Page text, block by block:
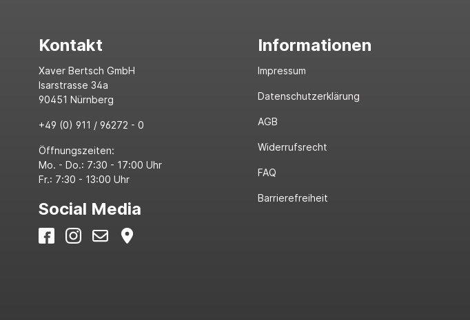
Kontakt
Xaver Bertsch GmbH
Isarstrasse 34a
90451 Nürnberg
+49 (0) 911 / 96272 - 0
Öffnungszeiten:
Mo. - Do.: 7:30 - 17:00 Uhr
Fr.: 7:30 - 13:00 Uhr
Social Media
Informationen
Impressum
Datenschutzerklärung
AGB
Widerrufsrecht
FAQ
Barrierefreiheit